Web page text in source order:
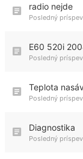
radio nejde
Posledný
E60 520i
Posledný
Teplota
Posledný
Diagnostika
Posledný